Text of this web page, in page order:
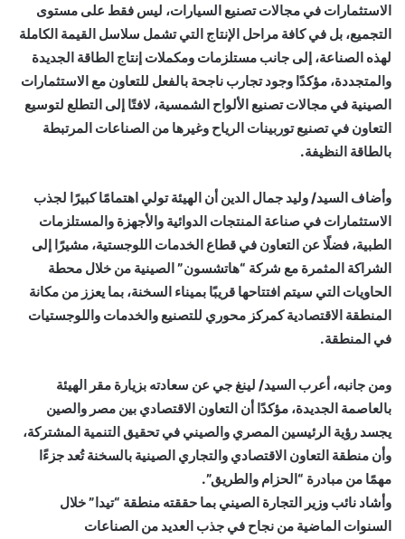
الاستثمارات في مجالات تصنيع السيارات، ليس فقط على مستوى
التجميع، بل في كافة مراحل الإنتاج التي تشمل سلاسل القيمة الكاملة
لهذه الصناعة، إلى جانب مستلزمات ومكملات إنتاج الطاقة الجديدة
والمتجددة، مؤكدًا وجود تجارب ناجحة بالفعل للتعاون مع الاستثمارات
الصينية في مجالات تصنيع الألواح الشمسية، لافتًا إلى التطلع لتوسيع
التعاون في تصنيع توربينات الرياح وغيرها من الصناعات المرتبطة
بالطاقة النظيفة.
وأضاف السيد/ وليد جمال الدين أن الهيئة تولي اهتمامًا كبيرًا لجذب
الاستثمارات في صناعة المنتجات الدوائية والأجهزة والمستلزمات
الطبية، فضلًا عن التعاون في قطاع الخدمات اللوجستية، مشيرًا إلى
الشراكة المثمرة مع شركة “هاتشسون” الصينية من خلال محطة
الحاويات التي سيتم افتتاحها قريبًا بميناء السخنة، بما يعزز من مكانة
المنطقة الاقتصادية كمركز محوري للتصنيع والخدمات واللوجستيات
في المنطقة.
ومن جانبه، أعرب السيد/ لينغ جي عن سعادته بزيارة مقر الهيئة
بالعاصمة الجديدة، مؤكدًا أن التعاون الاقتصادي بين مصر والصين
يجسد رؤية الرئيسين المصري والصيني في تحقيق التنمية المشتركة،
وأن منطقة التعاون الاقتصادي والتجاري الصينية بالسخنة تُعد جزءًا
مهمًا من مبادرة “الحزام والطريق”.
وأشاد نائب وزير التجارة الصيني بما حققته منطقة “تيدا” خلال
السنوات الماضية من نجاح في جذب العديد من الصناعات